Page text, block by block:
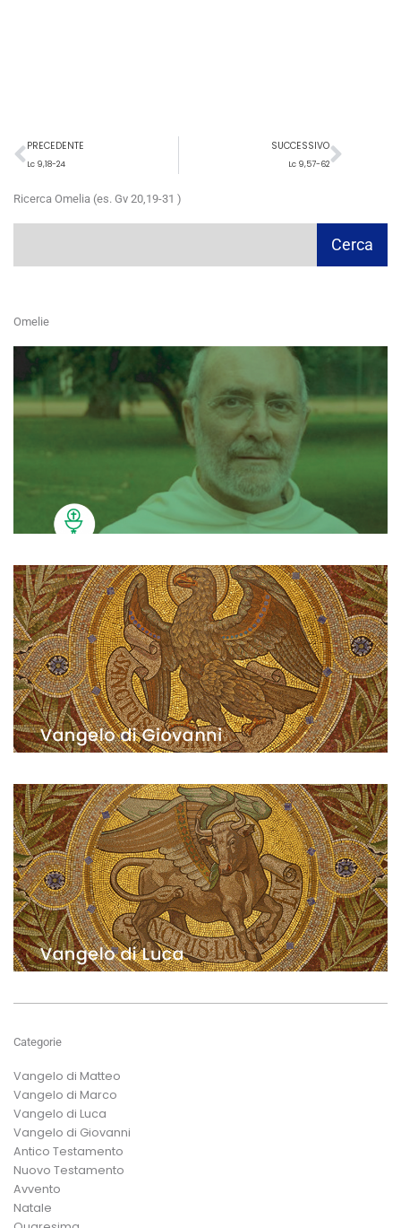
Precedente
PRECEDENTE
Lc 9,18-24
SUCCESSIVO
Lc 9,57-62
Ricerca Omelia (es. Gv 20,19-31 )
Cerca
Omelie
Categorie
Vangelo di Matteo
Vangelo di Marco
Vangelo di Luca
Vangelo di Giovanni
Antico Testamento
Nuovo Testamento
Avvento
Natale